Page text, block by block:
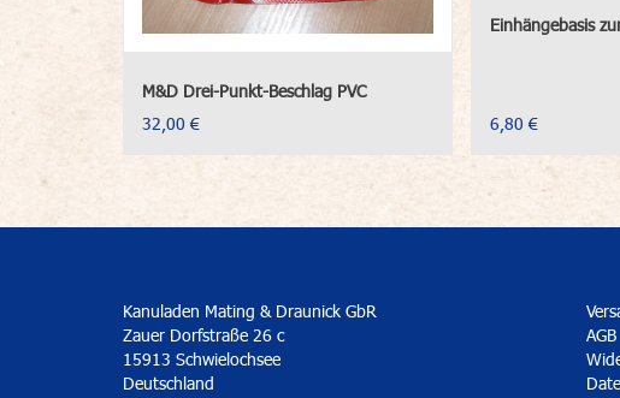
M&D Drei-Punkt-Beschlag PVC
32,00 €
Einhängebasis
6,80 €
Kanuladen Mating & Draunick GbR
Zauer Dorfstraße 26 c
15913 Schwielochsee
Deutschland
AGB